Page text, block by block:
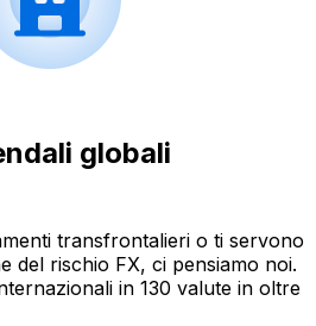
globali
transfrontalieri o ti servono
del rischio FX, ci pensiamo noi.
in 130 valute in oltre